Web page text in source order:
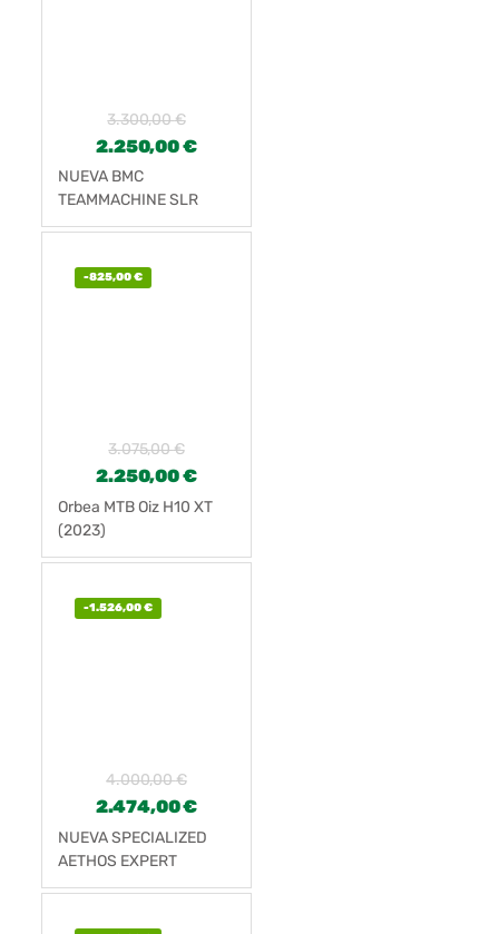
3.300,00€
2.250,00€
NUEVA BMC
TEAMMACHINE SLR
THREE
-825,00€
3.075,00€
2.250,00€
Orbea MTB Oiz H10 XT
(2023)
-1.526,00€
4.000,00€
2.474,00€
NUEVA SPECIALIZED
AETHOS EXPERT